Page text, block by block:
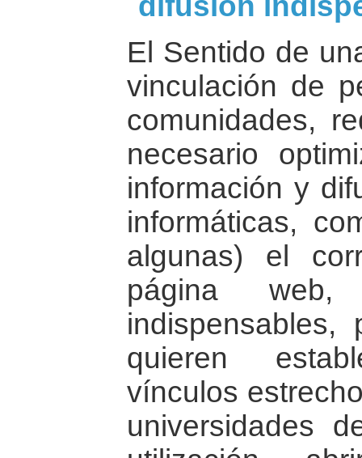
El Sentido de
vinculación de
comunidades,
necesario
información y
informáticas,
algunas) el
página
indispensables,
quieren
vínculos
universidades